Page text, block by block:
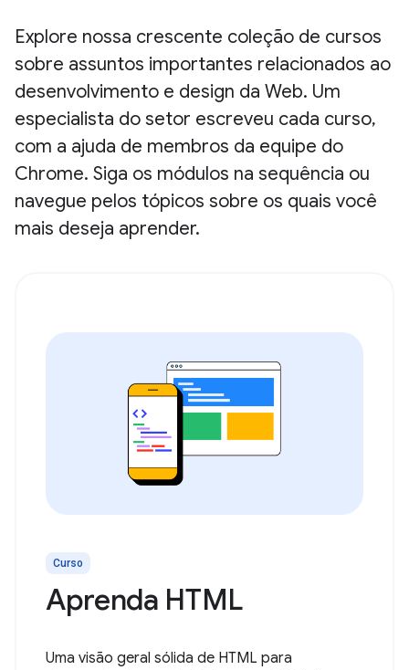
Explore nossa crescente coleção de cursos
sobre assuntos importantes relacionados ao
desenvolvimento e design da Web. Um
especialista do setor escreveu cada curso,
com a ajuda de membros da equipe do
Chrome. Siga os módulos na sequência ou
navegue pelos tópicos sobre os quais você
mais deseja aprender.
Curso
Aprenda HTML
Uma visão geral sólida de HTML para